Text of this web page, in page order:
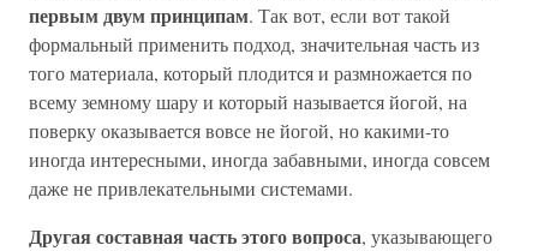
первым двум принципам. Так вот, если вот такой
формальный применить подход, значительная часть из
того материала, который плодится и размножается по
всему земному шару и который называется йогой, на
поверку оказывается вовсе не йогой, но какими-то
иногда интересными, иногда забавными, иногда совсем
даже не привлекательными системами.
Другая составная часть этого вопроса, указывающего